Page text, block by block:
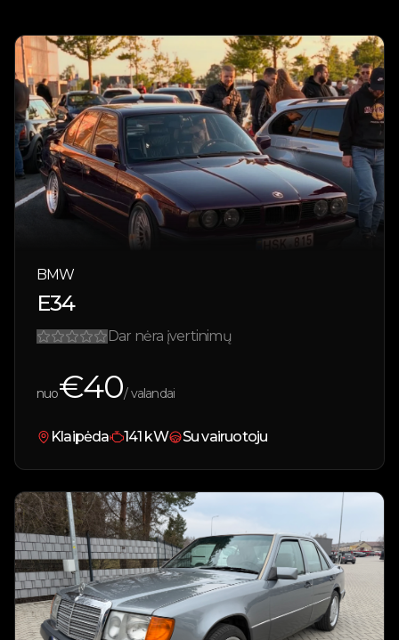
BMW
E34
Dar nėra įvertinimų
nuo€40/ valandai
Klaipėda 141 kW Su vairuotoju